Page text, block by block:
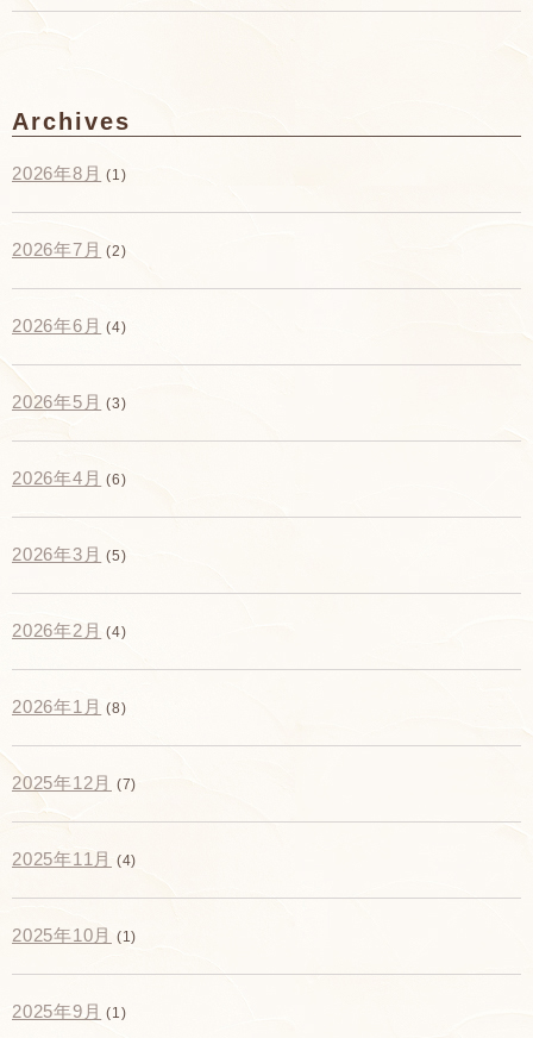
Archives
2026年8月 (1)
2026年7月 (2)
2026年6月 (4)
2026年5月 (3)
2026年4月 (6)
2026年3月 (5)
2026年2月 (4)
2026年1月 (8)
2025年12月 (7)
2025年11月 (4)
2025年10月 (1)
2025年9月 (1)